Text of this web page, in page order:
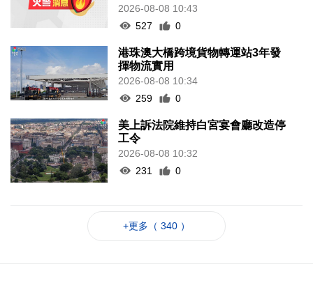
2026-08-08 10:43
527
0
港珠澳大橋跨境貨物轉運站3年發
揮物流實用
2026-08-08 10:34
259
0
美上訴法院維持白宮宴會廳改造停
工令
2026-08-08 10:32
231
0
+更多（ 340 ）